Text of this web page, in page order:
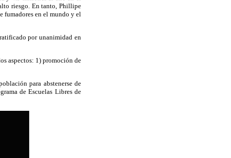
riesgo. En tanto, Phillipe
fumadores en el mundo y el
por unanimidad en
aspectos: 1) promoción de
para abstenerse de
de Escuelas Libres de